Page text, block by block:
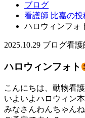
ブログ
看護師 比嘉の投
ハロウィンフォ
2025.10.29 ブログ看護
ハロウィンフォト
こんにちは、動物看
いよいよハロウィン
みなさんわんちゃん